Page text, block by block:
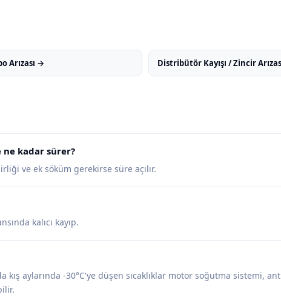
Arızası → Distribütör Kayışı / Zincir
ne kadar sürer?
ve ek söküm gerekirse süre açılır.
kalıcı kayıp.
aylarında -30°C'ye düşen sıcaklıklar motor soğutma sistemi,